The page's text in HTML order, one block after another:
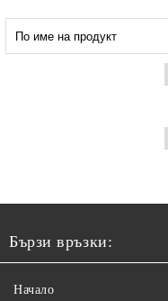
Бързи връзки:
Начало